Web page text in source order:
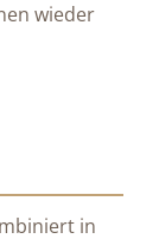
wieder
in